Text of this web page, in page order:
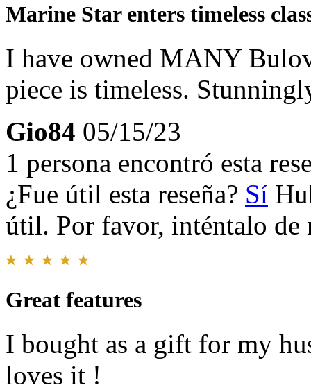
Marine Star enters timeless
I have owned MANY
piece is timeless.
Gio84 05/15/23
1 persona encontró esta
¿Fue útil esta reseña? Sí
útil. Por favor, inténtalo de
Great features
I bought as a gift for my
loves it !